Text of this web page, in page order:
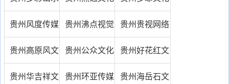
公司 司 司
文化传播有限
公司
传媒公司 传播有限公司
贵州风度传媒
有限公司
贵州沸点视觉
传播有限公司
贵州贵视网络
文化传播有限
公司
贵州高原风文
化发展有限公
贵州公众文化
传媒有限公司
贵州好花红文
化传播有限公
贵州华吉祥文 贵州环亚传媒 贵州海岳石文